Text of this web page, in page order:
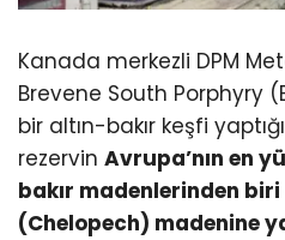
Kanada merkezli DPM
Brevene South Porphyry
bir altın-bakır keşfi
rezervin Avrupa’nın en
bakır madenlerinden
(Chelopech) madenine